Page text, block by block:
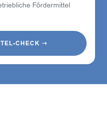
Fördermittel
CHECK ➝